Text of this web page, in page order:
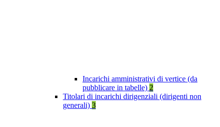
Incarichi amministrativi di vertice (da
pubblicare in tabelle) 2
Titolari di incarichi dirigenziali (dirigenti non
generali) 3